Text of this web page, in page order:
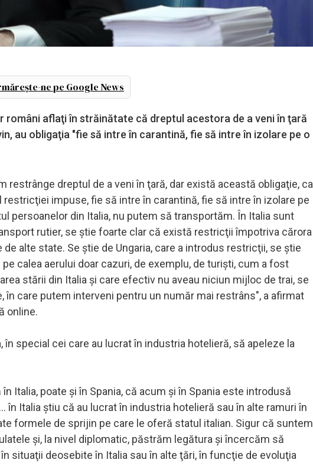
ne pe Google News
aflaţi în străinătate că dreptul acestora de a veni în ţară
au obligaţia "fie să intre în carantină, fie să intre în izolare pe o
dreptul de a veni în ţară, dar există această obligaţie, ca
impuse, fie să intre în carantină, fie să intre în izolare pe
persoanelor din Italia, nu putem să transportăm. În Italia sunt
rutier, se ştie foarte clar că există restricţii împotriva cărora
alte state. Se ştie de Ungaria, care a introdus restricţii, se ştie
calea aerului doar cazuri, de exemplu, de turişti, cum a fost
stării din Italia şi care efectiv nu aveau niciun mijloc de trai, se
care putem interveni pentru un număr mai restrâns", a afirmat
online.
special cei care au lucrat în industria hotelieră, să apeleze la
Italia, poate şi în Spania, că acum şi în Spania este introdusă
în Italia ştiu că au lucrat în industria hotelieră sau în alte ramuri în
formele de sprijin pe care le oferă statul italian. Sigur că suntem
şi, la nivel diplomatic, păstrăm legătura şi încercăm să
situaţii deosebite în Italia sau în alte ţări, în funcţie de evoluţia